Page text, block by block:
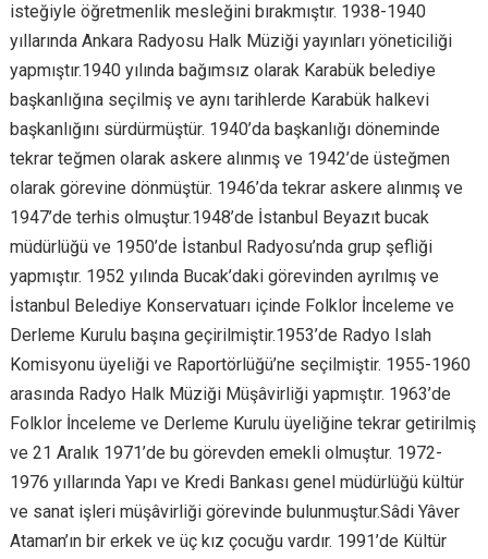
isteğiyle öğretmenlik mesleğini bırakmıştır. 1938-1940
yıllarında Ankara Radyosu Halk Müziği yayınları yöneticiliği
yapmıştır.1940 yılında bağımsız olarak Karabük belediye
başkanlığına seçilmiş ve aynı tarihlerde Karabük halkevi
başkanlığını sürdürmüştür. 1940’da başkanlığı döneminde
tekrar teğmen olarak askere alınmış ve 1942’de üsteğmen
olarak görevine dönmüştür. 1946’da tekrar askere alınmış ve
1947’de terhis olmuştur.1948’de İstanbul Beyazıt bucak
müdürlüğü ve 1950’de İstanbul Radyosu’nda grup şefliği
yapmıştır. 1952 yılında Bucak’daki görevinden ayrılmış ve
İstanbul Belediye Konservatuarı içinde Folklor İnceleme ve
Derleme Kurulu başına geçirilmiştir.1953’de Radyo Islah
Komisyonu üyeliği ve Raportörlüğü’ne seçilmiştir. 1955-1960
arasında Radyo Halk Müziği Müşâvirliği yapmıştır. 1963’de
Folklor İnceleme ve Derleme Kurulu üyeliğine tekrar getirilmiş
ve 21 Aralık 1971’de bu görevden emekli olmuştur. 1972-
1976 yıllarında Yapı ve Kredi Bankası genel müdürlüğü kültür
ve sanat işleri müşâvirliği görevinde bulunmuştur.Sâdi Yâver
Ataman’ın bir erkek ve üç kız çocuğu vardır. 1991’de Kültür